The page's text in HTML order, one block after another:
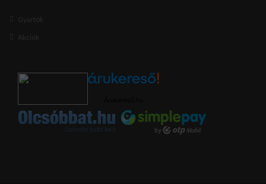
Gyártók
Akciók